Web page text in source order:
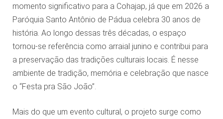
momento significativo para a Cohajap, já que em 2026 a
Paróquia Santo Antônio de Pádua celebra 30 anos de
história. Ao longo dessas três décadas, o espaço
tornou-se referência como arraial junino e contribui para
a preservação das tradições culturais locais. É nesse
ambiente de tradição, memória e celebração que nasce
o “Festa pra São João”.
Mais do que um evento cultural, o projeto surge como